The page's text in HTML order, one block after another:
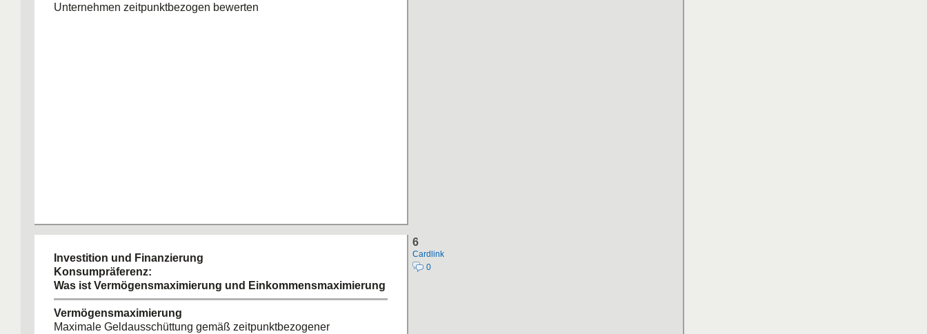
Unternehmen zeitpunktbezogen bewerten
6
Cardlink
0
Investition und Finanzierung
Konsumpräferenz:
Was ist Vermögensmaximierung und Einkommensmaximierung
Vermögensmaximierung
Maximale Geldausschüttung gemäß zeitpunktbezogener